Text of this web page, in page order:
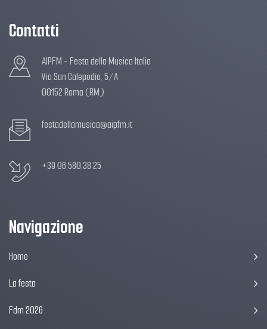
Contatti
AIPFM - Festa della Musica Italia
Via San Calepodio, 5/A
00152 Roma (RM)
festadellamusica@aipfm.it
+39 06 580.38.25
Navigazione
Home
La festa
Fdm 2026